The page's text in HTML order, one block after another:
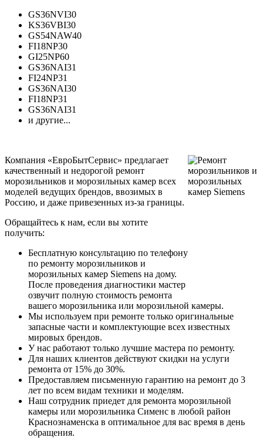
GS36NVI30
KS36VBI30
GS54NAW40
FI18NP30
GI25NP60
GS36NAI31
FI24NP31
GS36NAI30
FI18NP31
GS36NAI31
и другие...
Компания «ЕвроБытСервис» предлагает
качественный и недорогой ремонт
морозильников и морозильных камер всех
моделей ведущих брендов, ввозимых в
Россию, и даже привезенных из-за границы.
Обращайтесь к нам, если вы хотите
получить:
Бесплатную консультацию по телефону
по ремонту морозильников и
морозильных камер Siemens на дому.
После проведения диагностики мастер
озвучит полную стоимость ремонта
вашего морозильника или морозильной камеры.
Мы используем при ремонте только оригинальные
запасные части и комплектующие всех известных
мировых брендов.
У нас работают только лучшие мастера по ремонту.
Для наших клиентов действуют скидки на услуги
ремонта от 15% до 30%.
Предоставляем письменную гарантию на ремонт до 3
лет по всем видам техники и моделям.
Наш сотрудник приедет для ремонта морозильной
камеры или морозильника Сименс в любой район
Краснознаменска в оптимальное для вас время в день
обращения.